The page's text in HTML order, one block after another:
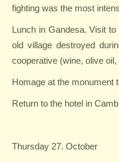
fighting was the most
Lunch in Gandesa. Visit
old village destroyed
cooperative (wine, olive
Homage at the monument
Return to the hotel in
Thursday 27. October